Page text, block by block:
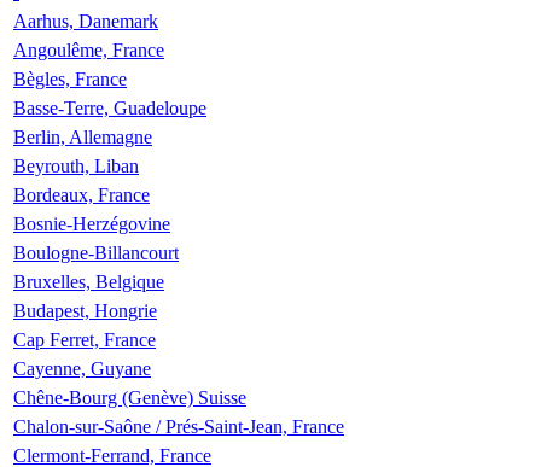
Aarhus, Danemark
Angoulême, France
Bègles, France
Basse-Terre, Guadeloupe
Berlin, Allemagne
Beyrouth, Liban
Bordeaux, France
Bosnie-Herzégovine
Boulogne-Billancourt
Bruxelles, Belgique
Budapest, Hongrie
Cap Ferret, France
Cayenne, Guyane
Chêne-Bourg (Genève) Suisse
Chalon-sur-Saône / Prés-Saint-Jean, France
Clermont-Ferrand, France